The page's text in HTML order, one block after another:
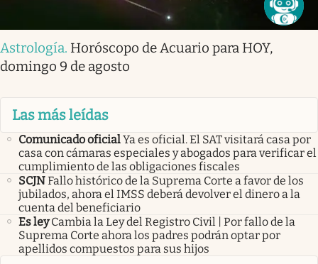
Astrología. Horóscopo de Acuario para HOY,
domingo 9 de agosto
Las más leídas
Comunicado oficialYa es oficial. El SAT visitará casa por
casa con cámaras especiales y abogados para verificar el
cumplimiento de las obligaciones fiscales
SCJNFallo histórico de la Suprema Corte a favor de los
jubilados, ahora el IMSS deberá devolver el dinero a la
cuenta del beneficiario
Es ley Cambia la Ley del Registro Civil | Por fallo de la
Suprema Corte ahora los padres podrán optar por
apellidos compuestos para sus hijos